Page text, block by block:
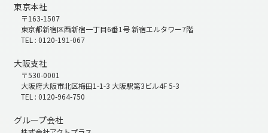
東京本社
〒163-1507
東京都新宿区西新宿一丁目6番1号 新宿エルタワー7階
TEL : 0120-191-067
大阪支社
〒530-0001
大阪府大阪市北区梅田1-1-3 大阪駅第3ビル4F 5-3
TEL : 0120-964-750
グループ会社